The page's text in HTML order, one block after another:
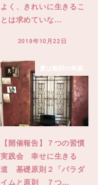
よく、きれいに生きるこ
とは求めていな…
投稿日
2019年10月22日
愛は動詞の実践
【開催報告】７つの習慣
実践会 幸せに生きる
道 基礎原則２「パラダ
イムと原則 ７つ…